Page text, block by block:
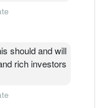
should and will
rich investors